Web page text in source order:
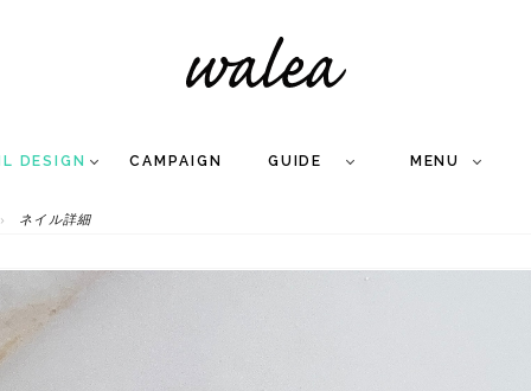
DESIGN CAMPAIGN GUIDE
Q
A
MENU
WEDDING NAIL
ネイル詳細